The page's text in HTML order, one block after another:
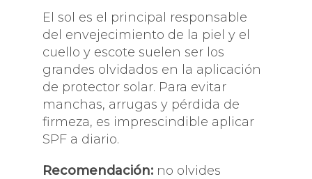
El sol es el principal responsable
del envejecimiento de la piel y el
cuello y escote suelen ser los
grandes olvidados en la aplicación
de protector solar. Para evitar
manchas, arrugas y pérdida de
firmeza, es imprescindible aplicar
SPF a diario.
Recomendación: no olvides